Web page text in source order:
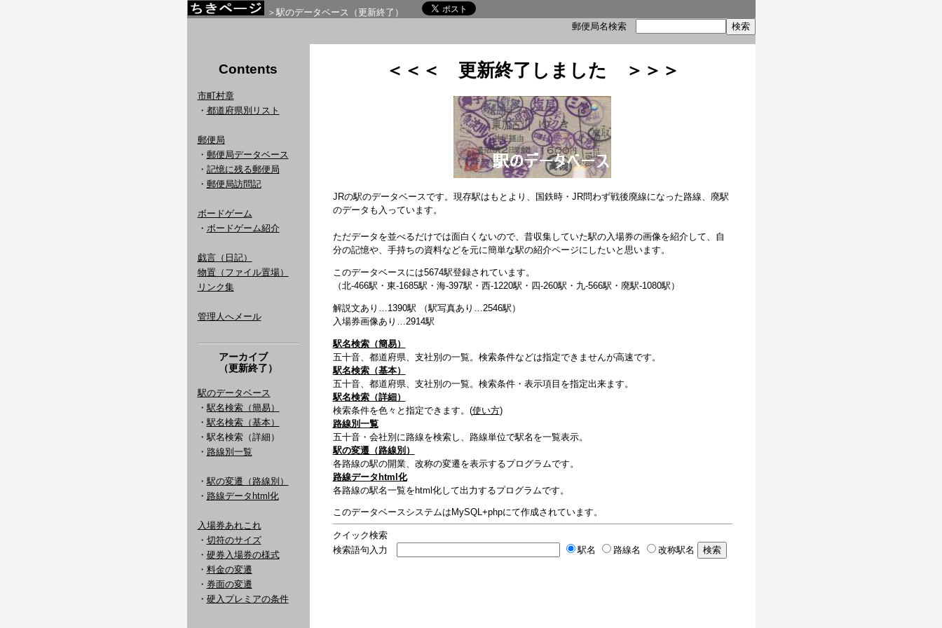
＞駅のデータベース（更新終了）
郵便局名検索
Contents
市町村章
・ 都道府県別リスト
郵便局
・ 郵便局データベース
・ 記憶に残る郵便局
・ 郵便局訪問記
ボードゲーム
・ ボードゲーム紹介
戯言（日記）
物置（ファイル置場）
リンク集
管理人へメール
アーカイブ
（更新終了）
駅のデータベース
・ 駅名検索（簡易）
・ 駅名検索（基本）
・駅名検索（詳細）
・ 路線別一覧
・ 駅の変遷（路線別）
・ 路線データhtml化
入場券あれこれ
・ 切符のサイズ
・ 硬券入場券の様式
・ 料金の変遷
・ 券面の変遷
・ 硬入プレミアの条件
＜＜＜ 更新終了しました ＞＞＞
JRの駅のデータベースです。現存駅はもとより、国鉄時・JR問わず戦後廃線になった路線、廃駅
のデータも入っています。
ただデータを並べるだけでは面白くないので、昔収集していた駅の入場券の画像を紹介して、自
分の記憶や、手持ちの資料などを元に簡単な駅の紹介ページにしたいと思います。
このデータベースには5674駅登録されています。
（北-466駅・東-1685駅・海-397駅・西-1220駅・四-260駅・九-566駅・廃駅-1080駅）
解説文あり…1390駅 （駅写真あり…2546駅）
入場券画像あり…2914駅
駅名検索（簡易）
五十音、都道府県、支社別の一覧。検索条件などは指定できませんが高速です。
駅名検索（基本）
五十音、都道府県、支社別の一覧。検索条件・表示項目を指定出来ます。
駅名検索（詳細）
検索条件を色々と指定できます。(使い方)
路線別一覧
五十音・会社別に路線を検索し、路線単位で駅名を一覧表示。
駅の変遷（路線別）
各路線の駅の開業、改称の変遷を表示するプログラムです。
路線データhtml化
各路線の駅名一覧をhtml化して出力するプログラムです。
このデータベースシステムはMySQL+phpにて作成されています。
クイック検索
検索語句入力
駅名 路線名 改称駅名